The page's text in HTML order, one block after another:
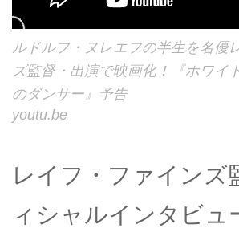
ルドルフ・ヌレエフの半生を名優
ズ監督・出演で映画化！『ホワイ
のダンサー』予告
youtu.be
レイフ・ファイン
ィシャルインタビュ